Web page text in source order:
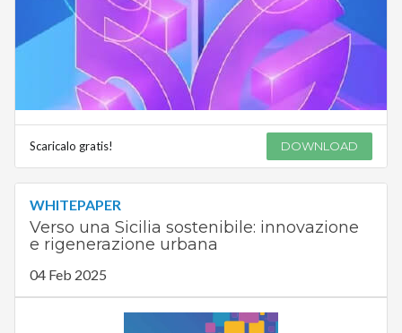
Scaricalo gratis! DOWNLOAD
WHITEPAPER
Verso una Sicilia sostenibile: innovazione
e rigenerazione urbana
04 Feb 2025